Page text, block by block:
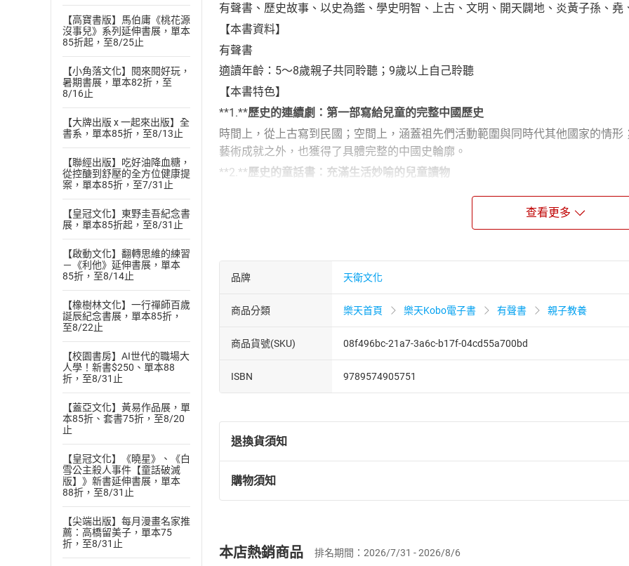
【高寶書版】馬伯庸《桃花源
沒事兒》系列延伸書展，單本
85折起，至8/25止
【小角落文化】閱來閱好玩，
暑期書展，單本82折，至
8/16止
【大牌出版 x 一起來出版】全
書系，單本85折，至8/13止
【聯經出版】吃好油降血糖，
從控醣到舒壓的全方位健康提
案，單本85折，至7/31止
【皇冠文化】東野圭吾紀念書
展，單本85折起，至8/31止
【啟動文化】翻轉思維的練習
－《利他》延伸書展，單本
85折，至8/14止
【橡樹林文化】一行禪師百歲
誕辰紀念書展，單本85折，
至8/22止
【校園書房】AI世代的職場大
人學！新書$250、單本88
折，至8/31止
【蓋亞文化】黃易作品展，單
本85折、套書75折，至8/20
止
【皇冠文化】《曉星》、《白
雪公主殺人事件【童話破滅
版】》新書延伸書展，單本
88折，至8/31止
【尖端出版】每月漫畫名家推
薦：高橋留美子，單本75
折，至8/31止
有聲書、歷史故事、以史為鑑、學史明智、上古、文明、開天闢地、炎黃子孫、堯
【本書資料】
有聲書
適讀年齡：5～8歲親子共同聆聽；9歲以上自己聆聽
【本書特色】
**1.**歷史的連續劇：第一部寫給兒童的完整中國歷史
時間上，從上古寫到民國；空間上，涵蓋祖先們活動範圍與同時代其他國家的情
藝術成就之外，也獲得了具體完整的中國史輪廓。
**2.** 歷史的童話書：充滿生活妙喻的兒童讀物
出於孩子生活經驗的新鮮妙喻，使這套書的文字異於您看過的任何歷史書，讀來
小學社會科讀的是片斷的歷史，國中以後馬上接觸到繁雜的正史，死背的壓力往
奠定讀歷史的基本觀念，以後又能與教科書印證對照，使孩子輕鬆念好歷史不需要
查看更多
品牌 天衛文化
商品分類 樂天首頁 樂天Kobo電子書 有聲書 親子教養
商品貨號(SKU) 08f496bc-21a7-3a6c-b17f-04cd55a700bd
ISBN 9789574905751
退換貨須知
退換貨規定：
(一)依消費者保護法第19條第1項後段暨通訊交易解除權合理例外情事適用
(二)消費者訂購本店鋪之商品即代表知悉本店鋪所銷售之商品為電子書，
購物須知
本店熱銷商品 排名期間：2026/7/31 - 2026/8/6